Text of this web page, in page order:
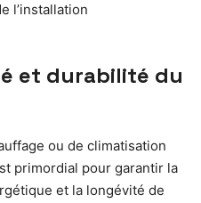
l’installation
et durabilité du
ou de climatisation
primordial pour garantir la
et la longévité de